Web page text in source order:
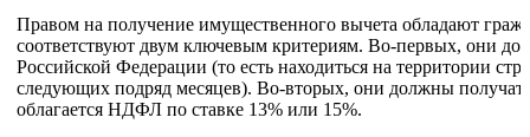
Правом на получение имущественного вычета обладают
соответствуют двум ключевым критериям. Во-первых, они
Российской Федерации (то есть находиться на территории
следующих подряд месяцев). Во-вторых, они должны
облагается НДФЛ по ставке 13% или 15%.